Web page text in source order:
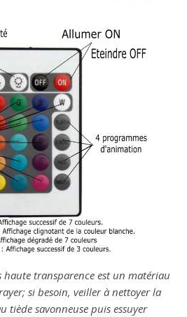
haute transparence est un matériau
si besoin, veiller à nettoyer la
tiède savonneuse puis essuyer